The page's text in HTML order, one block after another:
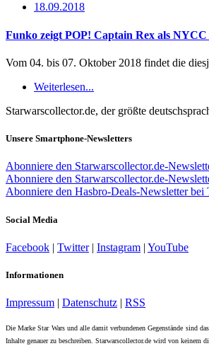
18.09.2018
Funko zeigt POP! Captain Rex als NYCC
Vom 04. bis 07. Oktober 2018 findet die
Weiterlesen...
Starwarscollector.de, der größte
Unsere Smartphone-Newsletters
Abonniere den Starwarscollector.de-
Abonniere den Starwarscollector.de-
Abonniere den Hasbro-Deals-Newsletter bei
Social Media
Facebook | Twitter| Instagram | YouTube
Informationen
Impressum | Datenschutz | RSS
Die Marke Star Wars und alle damit verbundenen Gegenstände sind
Inhalte genauer zu beschreiben. Starwarscollector.de wird von keinem